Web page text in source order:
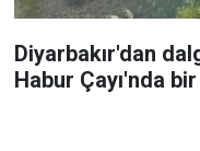
Diyarbakır'dan
Habur Çayı'nda